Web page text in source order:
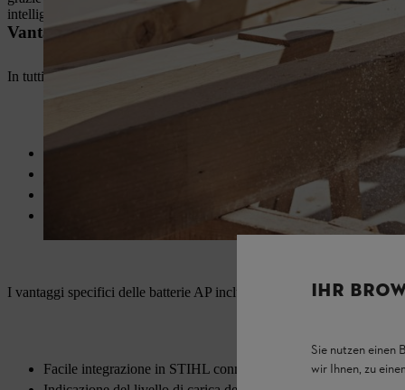
intelligente della ricarica e dell'energia sono inclusi.
Vantaggi delle batterie agli ioni di litio STIHL
In tutti gli attrezzi a batteria STIHL vengono utilizzate batterie agli
I vantaggi specifici delle batterie AP includono:
Facile integrazione in STIHL connected grazie all'interfaccia
IHR
Sie nutzen einen
wir Ihnen, zu